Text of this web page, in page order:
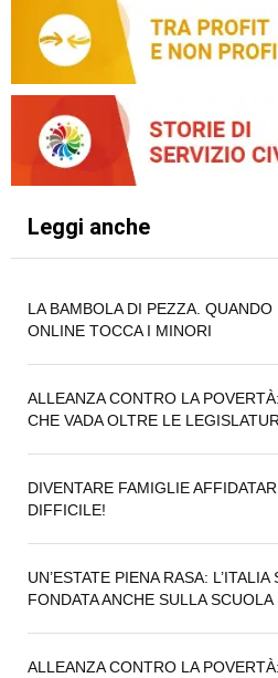
Leggi anche
LA BAMBOLA DI PEZZA. QUANDO
ONLINE TOCCA I MINORI
ALLEANZA CONTRO LA
CHE VADA OLTRE LE
DIVENTARE FAMIGLIE
DIFFICILE!
UN’ESTATE PIENA RASA:
FONDATA ANCHE SULLA SCUOLA
ALLEANZA CONTRO LA